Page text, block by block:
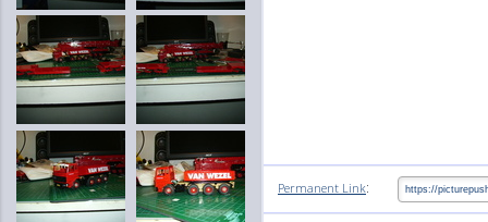
Permanent Link: